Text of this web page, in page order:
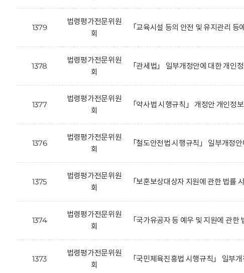
1379
법령평가전문위원
회
「교육시설 등의 안전 및 유지관리
1378
법령평가전문위원
회
「관세법」 일부개정안에 대한 개인
1377
법령평가전문위원
회
「약사법 시행규칙」 개정안 개인정
1376
법령평가전문위원
회
「철도안전법 시행규칙」 일부개정
1375
법령평가전문위원
회
「보훈보상대상자 지원에 관한 법률
1374
법령평가전문위원
회
「국가유공자 등 예우 및 지원에 관
1373
법령평가전문위원
회
「국민체육진흥법 시행규칙」 일부